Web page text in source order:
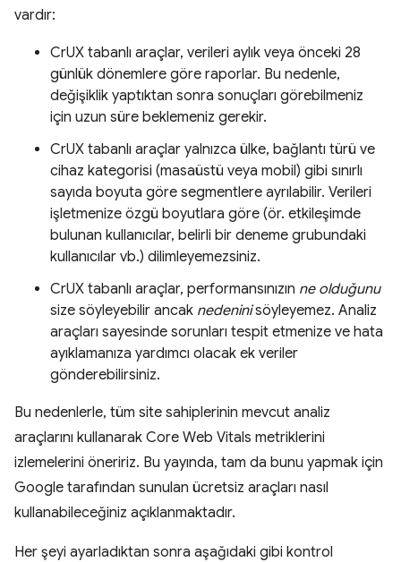
vardır:
CrUX tabanlı araçlar, verileri aylık veya önceki 28
günlük dönemlere göre raporlar. Bu nedenle,
değişiklik yaptıktan sonra sonuçları görebilmeniz
için uzun süre beklemeniz gerekir.
CrUX tabanlı araçlar yalnızca ülke, bağlantı türü ve
cihaz kategorisi (masaüstü veya mobil) gibi sınırlı
sayıda boyuta göre segmentlere ayrılabilir. Verileri
işletmenize özgü boyutlara göre (ör. etkileşimde
bulunan kullanıcılar, belirli bir deneme grubundaki
kullanıcılar vb.) dilimleyemezsiniz.
CrUX tabanlı araçlar, performansınızın ne olduğunu
size söyleyebilir ancak nedeninisöyleyemez. Analiz
araçları sayesinde sorunları tespit etmenize ve hata
ayıklamanıza yardımcı olacak ek veriler
gönderebilirsiniz.
Bu nedenlerle, tüm site sahiplerinin mevcut analiz
araçlarını kullanarak Core Web Vitals metriklerini
izlemelerini öneririz. Bu yayında, tam da bunu yapmak için
Google tarafından sunulan ücretsiz araçları nasıl
kullanabileceğiniz açıklanmaktadır.
Her şeyi ayarladıktan sonra aşağıdaki gibi kontrol